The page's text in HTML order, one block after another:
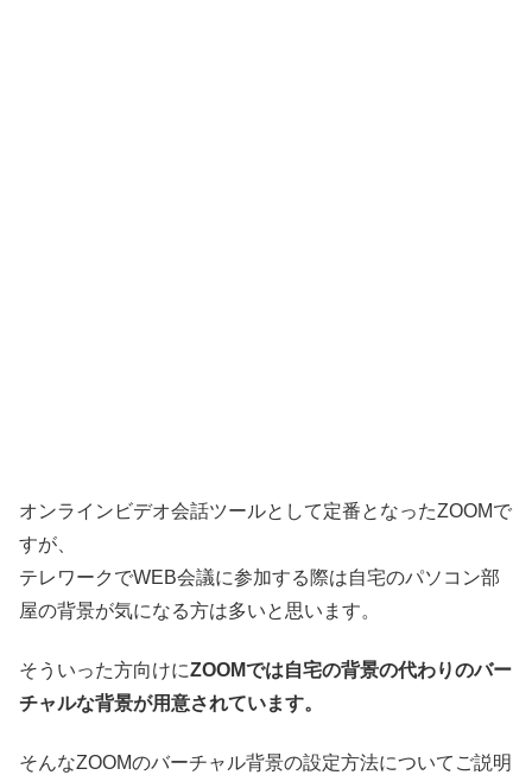
オンラインビデオ会話ツールとして定番となったZOOMで
すが、
テレワークでWEB会議に参加する際は自宅のパソコン部
屋の背景が気になる方は多いと思います。
そういった方向けにZOOMでは自宅の背景の代わりのバー
チャルな背景が用意されています。
そんなZOOMのバーチャル背景の設定方法についてご説明